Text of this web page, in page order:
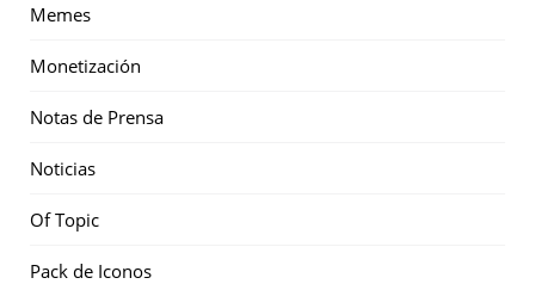
Memes
Monetización
Notas de Prensa
Noticias
Of Topic
Pack de Iconos